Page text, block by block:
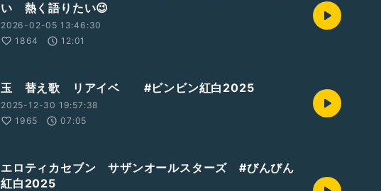
い 熱く語りたい😉
2026-02-05 13:46:30
1864
12:01
玉 替え歌 リアイベ #ビンビン紅白2025
2025-12-30 19:57:38
1965
07:05
エロティカセブン サザンオールスターズ #びんびん
紅白2025